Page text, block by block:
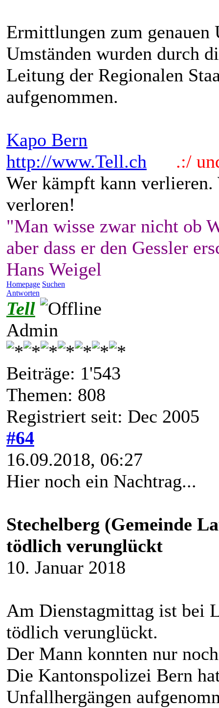
Ermittlungen zum genauen
Umständen wurden durch
Leitung der Regionalen
aufgenommen.
Kapo Bern
http://www.Tell.ch
.:/
Wer kämpft kann
verloren!
"Man wisse zwar nicht ob
aber dass er den Gessler
Hans Weigel
Homepage Suchen
Antworten
Tell
Admin
Beiträge: 1'543
Themen: 808
Registriert seit: Dec 2005
#64
16.09.2018, 06:27
Hier noch ein Nachtrag...
Stechelberg (Gemeinde
tödlich verunglückt
10. Januar 2018
Am Dienstagmittag ist bei
tödlich verunglückt.
Der Mann konnten nur
Die Kantonspolizei Bern
Unfallhergängen